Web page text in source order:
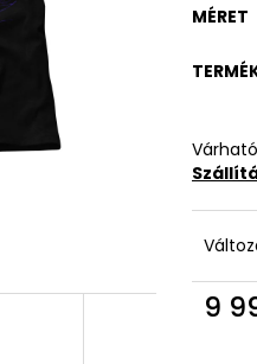
MÉRET
9